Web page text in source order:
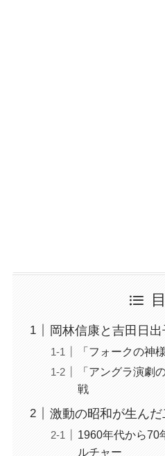
岡林信康と吉田日
「フォークの神
「アングラ演劇
戦
激動の昭和が生ん
1960年代から70
ルチャー